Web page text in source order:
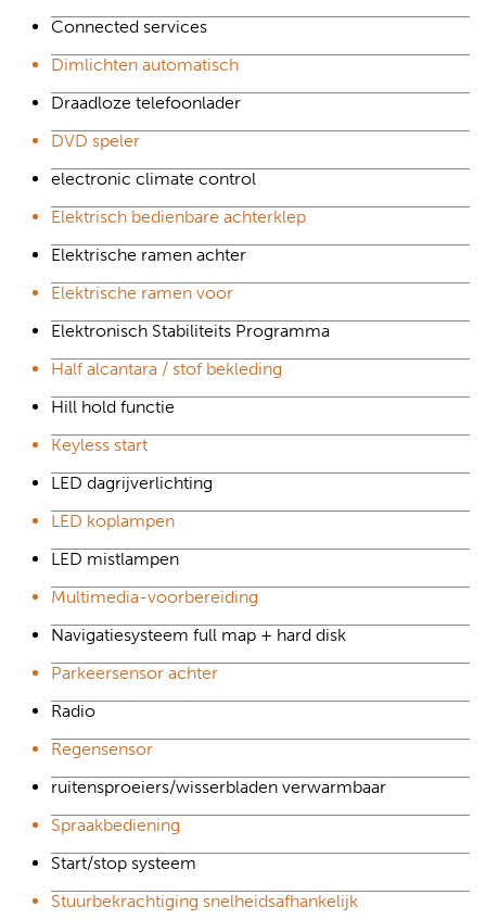
Connected services
Dimlichten automatisch
Draadloze telefoonlader
DVD speler
electronic climate control
Elektrisch bedienbare achterklep
Elektrische ramen achter
Elektrische ramen voor
Elektronisch Stabiliteits Programma
Half alcantara / stof bekleding
Hill hold functie
Keyless start
LED dagrijverlichting
LED koplampen
LED mistlampen
Multimedia-voorbereiding
Navigatiesysteem full map + hard disk
Parkeersensor achter
Radio
Regensensor
ruitensproeiers/wisserbladen verwarmbaar
Spraakbediening
Start/stop systeem
Stuurbekrachtiging snelheidsafhankelijk